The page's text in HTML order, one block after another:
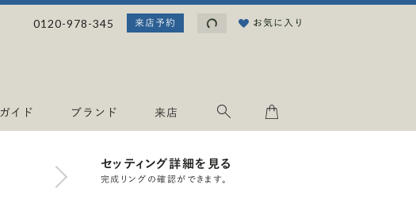
0120-978-345 来店予約 読み込み中...お気に入り
ガイド ブランド 来店
セッティング詳細を見る
完成リングの確認ができます。